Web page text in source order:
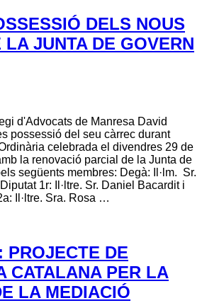
DELS NOUS
LA JUNTA DE GOVERN
d'Advocats de Manresa David
possessió del seu càrrec durant
celebrada el divendres 29 de
la renovació parcial de la Junta de
següents membres: Degà: Il·lm. Sr.
1r: Il·ltre. Sr. Daniel Bacardit i
Il·ltre. Sra. Rosa …
PROJECTE DE
CATALANA PER LA
LA MEDIACIÓ